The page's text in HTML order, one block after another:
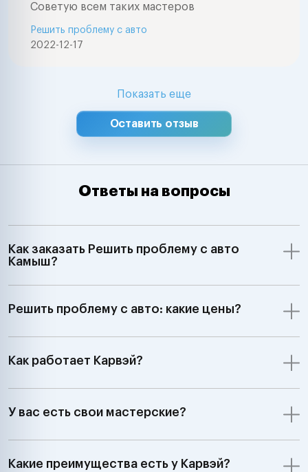
Советую всем таких мастеров
2022-12-17
Решить проблему с авто
Показать еще
Оставить отзыв
Ответы на вопросы
Как заказать Решить проблему с авто
Камыш?
Решить проблему с авто: какие цены?
Как работает Карвэй?
У вас есть свои мастерские?
Какие преимущества есть у Карвэй?